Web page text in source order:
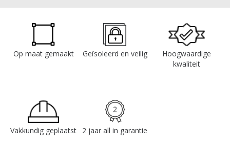
Op maat gemaakt Geïsoleerd en veilig
Hoogwaardige
kwaliteit
Vakkundig geplaatst 2 jaar all in garantie